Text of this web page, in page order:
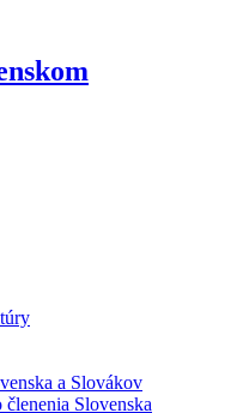
a Slovákov
Slovenska